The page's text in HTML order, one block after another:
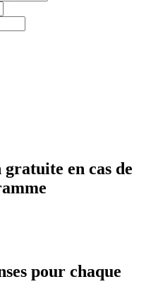
en cas de
pour chaque